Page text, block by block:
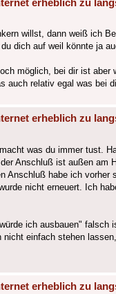
willst, dann weiß ich
dich auf weil könnte ja
möglich, bei dir ist
auch relativ egal was bei
erheblich zu
was du immer tust.
Anschluß ist außen am
Anschluß habe ich
nicht erneuert. Ich
ich ausbauen" falsch
einfach stehen
erheblich zu